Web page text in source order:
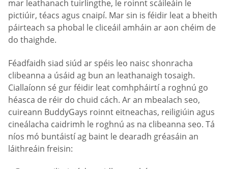
mar leathanach tuirlingthe, le roinnt scáileáin le
pictiúir, téacs agus cnaipí. Mar sin is féidir leat a bheith
páirteach sa phobal le cliceáil amháin ar aon chéim de
do thaighde.
Féadfaidh siad siúd ar spéis leo naisc shonracha
clibeanna a úsáid ag bun an leathanaigh tosaigh.
Ciallaíonn sé gur féidir leat comhpháirtí a roghnú go
héasca de réir do chuid cách. Ar an mbealach seo,
cuireann BuddyGays roinnt eitneachas, reiligiúin agus
cineálacha caidrimh le roghnú as na clibeanna seo. Tá
níos mó buntáistí ag baint le dearadh gréasáin an
láithreáin freisin: